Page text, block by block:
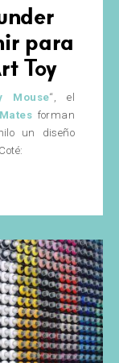
para
Toy
Mouse“, el
forman
un diseño